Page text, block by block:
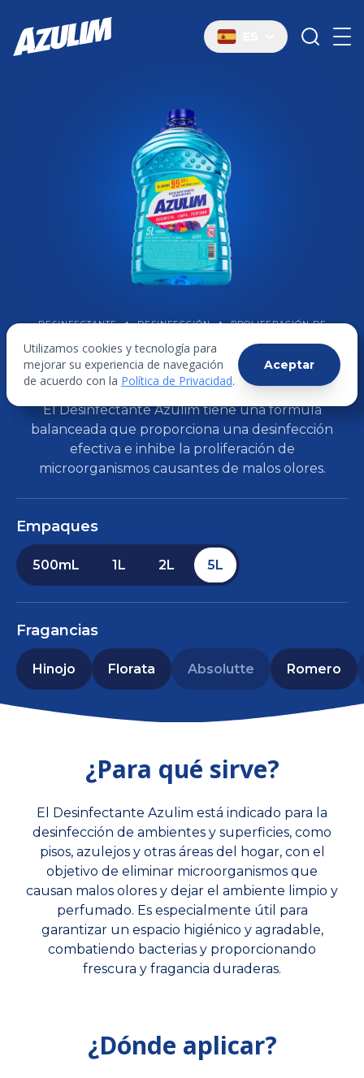
DESINFECTANTE ✦ DESINFECCIÓN ✦ PROLIFERACIÓN DE
DESINFECTANTE AZULIM
El Desinfectante Azulim tiene una fórmula
balanceada que proporciona una desinfección
efectiva e inhibe la proliferación de
microorganismos causantes de malos olores.
Empaques
500mL 1L 2L 5L
Fragancias
Hinojo Florata Absolutte Romero
¿Para qué sirve?
El Desinfectante Azulim está indicado para la
desinfección de ambientes y superficies, como
pisos, azulejos y otras áreas del hogar, con el
objetivo de eliminar microorganismos que
causan malos olores y dejar el ambiente limpio y
perfumado. Es especialmente útil para
garantizar un espacio higiénico y agradable,
combatiendo bacterias y proporcionando
frescura y fragancia duraderas.
¿Dónde aplicar?
Utilizamos cookies y tecnología para
mejorar su experiencia de navegación
de acuerdo con la Política de Privacidad.
Aceptar